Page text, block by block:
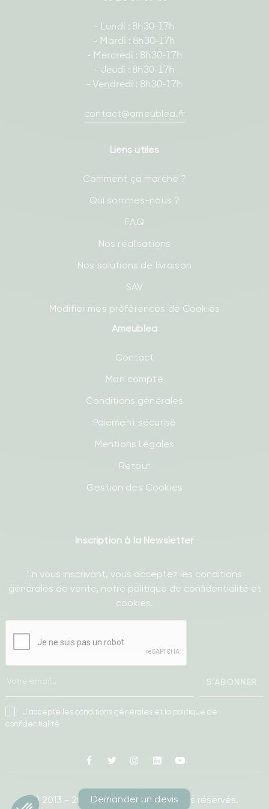
- Lundi : 8h30-17h
- Mardi : 8h30-17h
- Mercredi : 8h30-17h
- Jeudi : 8h30-17h
- Vendredi : 8h30-17h
contact@ameublea.fr
Liens utiles
Comment ça marche ?
Qui sommes-nous ?
FAQ
Nos réalisations
Nos solutions de livraison
SAV
Modifier mes préférences de Cookies
Ameublea
Contact
Mon compte
Conditions générales
Paiement sécurisé
Mentions Légales
Retour
Gestion des Cookies
Inscription à la Newsletter
En vous inscrivant, vous acceptez les conditions
générales de vente, notre politique de confidentialité et
cookies.
S'ABONNER
J'accepte les conditions générales et la politique de
confidentialité
Facebook
Twitter InstagramLinkedin
© 2013 - 2026Ameublea.Tous droits réservés.
Demander un devis